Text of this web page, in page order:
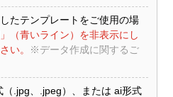
たテンプレートをご使用の場
（青いライン）を非表示にし
い。
※データ作成に関するご
.jpg、.jpeg）、または ai形式